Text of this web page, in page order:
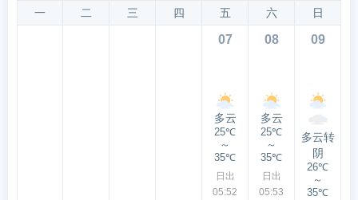
一 二 三 四 五 六 日
07
多云
25℃
～
35℃
日出
05:52
08
多云
25℃
～
35℃
日出
05:53
09
多云转
阴
26℃
～
35℃